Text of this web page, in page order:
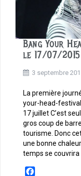
Bang Your
le 17/07/2015
3 septembre
La première
your-head-
17 juillet C’est
gros coup de
tourisme. Donc
une bonne
temps se couvrira